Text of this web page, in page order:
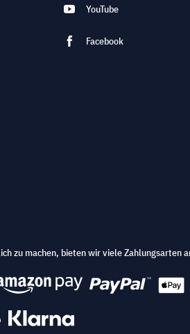
YouTube
Facebook
zu machen, bieten wir viele Zahlungsarten